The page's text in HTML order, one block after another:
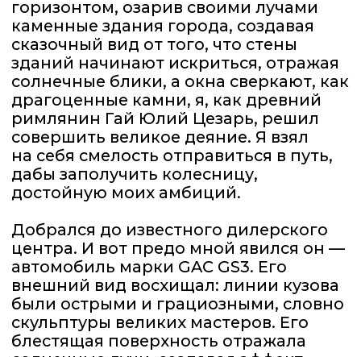
Добрался до известного дилерского
центра. И вот предо мной явился он —
автомобиль марки GAC GS3. Его
внешний вид восхищал: линии кузова
были острыми и грациозными, словно
скульптуры великих мастеров. Его
блестящая поверхность отражала
солнечные лучи, создавая эффект
магического сияния. Каждый изгиб
этой колесницы вызывал в душе бурю
эмоций: от восторга до восхищения.
Но не только внешность пленила
меня. Как только я сел за руль, меня
охватила волна адреналина.
Динамика этого чуда техники была
бурной горной реки. Каждое нажатие
на педаль акселератора пробуждало
во мне дух авантюризма и желание
покорять новые горизонты. Колесница
эта была не просто средством
передвижения, она олицетворяла
собой мощь и скорость, подобно тому,
как римские легионеры скакали
на своих боевых конях, стремясь
к победе.